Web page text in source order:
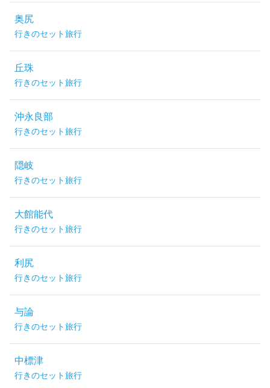
奥尻
行きのセット旅行
丘珠
行きのセット旅行
沖永良部
行きのセット旅行
隠岐
行きのセット旅行
大館能代
行きのセット旅行
利尻
行きのセット旅行
与論
行きのセット旅行
中標津
行きのセット旅行